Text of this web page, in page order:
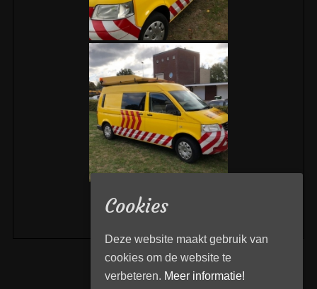
van
Cookies
Deze website maakt gebruik van
cookies om de website te
verbeteren. Meer informatie!